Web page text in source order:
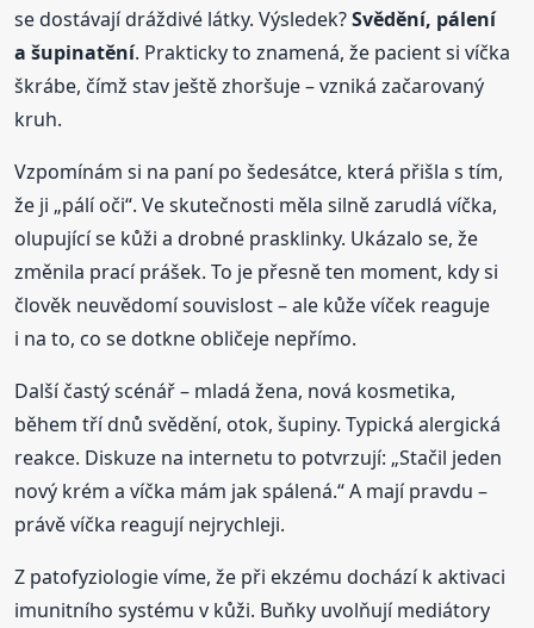
se dostávají dráždivé látky. Výsledek?Svědění, pálení
a šupinatění. Prakticky to znamená, že pacient si víčka
škrábe, čímž stav ještě zhoršuje – vzniká začarovaný
kruh.
Vzpomínám si na paní po šedesátce, která přišla s tím,
že ji „pálí oči“. Ve skutečnosti měla silně zarudlá víčka,
olupující se kůži a drobné prasklinky. Ukázalo se, že
změnila prací prášek. To je přesně ten moment, kdy si
člověk neuvědomí souvislost – ale kůže víček reaguje
i na to, co se dotkne obličeje nepřímo.
Další častý scénář – mladá žena, nová kosmetika,
během tří dnů svědění, otok, šupiny. Typická alergická
reakce. Diskuze na internetu to potvrzují: „Stačil jeden
nový krém a víčka mám jak spálená.“ A mají pravdu –
právě víčka reagují nejrychleji.
Z patofyziologie víme, že při ekzému dochází k aktivaci
imunitního systému v kůži. Buňky uvolňují mediátory